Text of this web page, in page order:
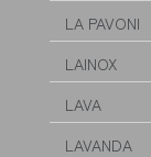
LA PAVONI
LAINOX
LAVA
LAVANDA